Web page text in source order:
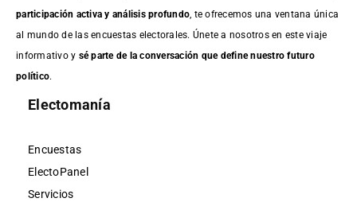
participación activa y análisis profundo , te ofrecemos una ventana única
al mundo de las encuestas electorales. Únete a nosotros en este viaje
informativo y sé parte de la conversación que define nuestro futuro
político.
Electomanía
Encuestas
ElectoPanel
Servicios